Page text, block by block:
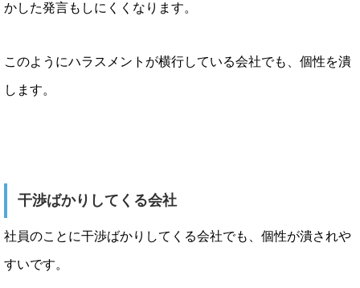
かした発言もしにくくなります。
このようにハラスメントが横行している会社でも、個性を潰
します。
干渉ばかりしてくる会社
社員のことに干渉ばかりしてくる会社でも、個性が潰されや
すいです。